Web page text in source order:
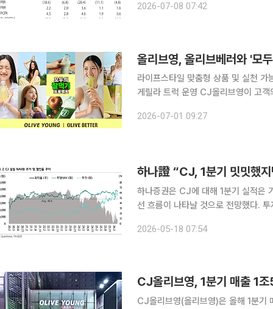
실적' 보고서에 따르면 2분기 연결
2026-07-08 07:42
올리브영, 올리브베러와 '모
라이프스타일 맞춤형 상품 및 실천
게릴라 트럭 운영 CJ올리브영이 고객의 라이프스타일에 맞춘 상품과 섭취 루틴을 제안하는 ‘모두의
스 입문자부터 중ㆍ고관여자까지 아
2026-07-01 09:27
하나證 “CJ, 1분기 밋밋했
하나증권은 CJ에 대해 1분기 실적은
선 흐름이 나타날 것으로 전망했다. 투자의
13.2% 감소한 4607억원을 기록했다
2026-05-18 07:54
CJ올리브영, 1분기 매출 1
CJ올리브영(올리브영)은 올해 1분